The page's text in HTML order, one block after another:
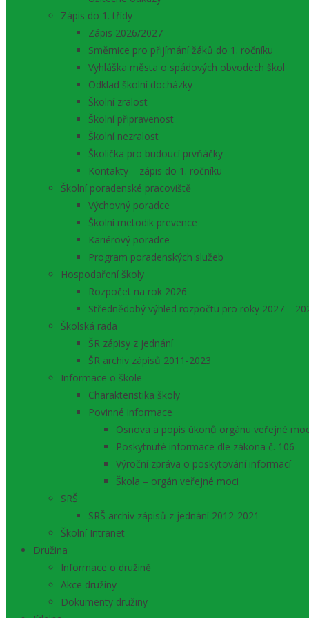
Zápis do 1. třídy
Zápis 2026/2027
Směrnice pro přijímání žáků do 1. ročníku
Vyhláška města o spádových obvodech škol
Odklad školní docházky
Školní zralost
Školní připravenost
Školní nezralost
Školička pro budoucí prvňáčky
Kontakty – zápis do 1. ročníku
Školní poradenské pracoviště
Výchovný poradce
Školní metodik prevence
Kariérový poradce
Program poradenských služeb
Hospodaření školy
Rozpočet na rok 2026
Střednědobý výhled rozpočtu pro roky 2027 –
Školská rada
ŠR zápisy z jednání
ŠR archiv zápisů 2011-2023
Informace o škole
Charakteristika školy
Povinné informace
Osnova a popis úkonů orgánu veřejné
Poskytnuté informace dle zákona č. 106
Výroční zpráva o poskytování informací
Škola – orgán veřejné moci
SRŠ
SRŠ archiv zápisů z jednání 2012-2021
Školní Intranet
Družina
Informace o družině
Akce družiny
Dokumenty družiny